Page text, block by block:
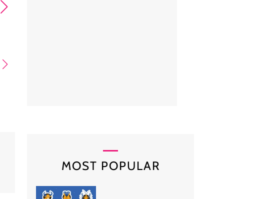
MOST POPULAR